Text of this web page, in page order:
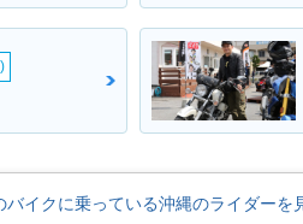
バイクに乗っている沖縄のライダーを